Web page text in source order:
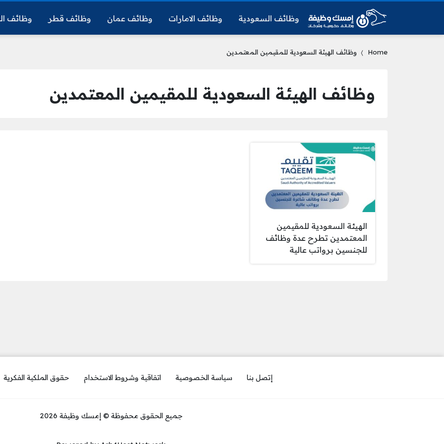
وظائف السعودية وظائف الامارات وظائف عمان وظائف قطر وظائف
Home وظائف الهيئة السعودية للمقيمين المعتمدين
وظائف الهيئة السعودية للمقيمين المعتمدين
الهيئة السعودية للمقيمين
المعتمدين تطرح عدة وظائف
للجنسين برواتب عالية
إتصل بنا سياسة الخصوصية اتفاقية وشروط الاستخدام حقوق الملكية الفكرية
جميع الحقوق محفوظة © إمسك وظيفة 2026